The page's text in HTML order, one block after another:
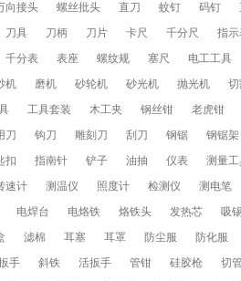
向接头 螺丝批头 直刀 蚊钉 码钉
刀具 刀柄 刀片 卡尺 千分尺
指
千分表 表座 螺纹规 塞尺
电工工具
机 磨机 砂轮机 砂光机 抛光机
工具套装 木工夹 钢丝钳
老虎钳
刀 钩刀 雕刻刀 刮刀 钢锯
钢锯架
扣 指南针 铲子 油抽 仪表
测量
速计 测温仪 照度计 检测仪
测电笔
电焊台 电烙铁 烙铁头 发热芯
吸
滤棉 耳塞 耳罩 防尘服
防化服
手 斜铁 活扳手 管钳 硅胶枪
切